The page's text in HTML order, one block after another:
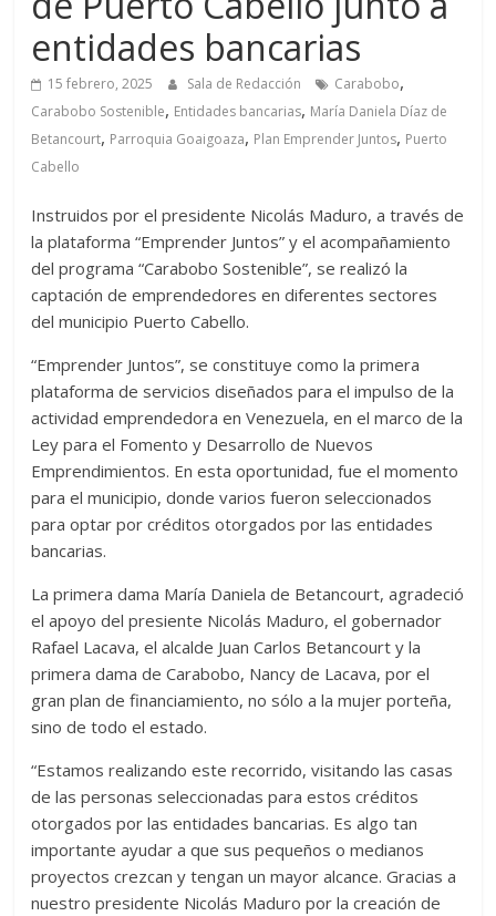
entidades bancarias
15 febrero, 2025 Sala de Redacción Carabobo,
Carabobo Sostenible, Entidades bancarias, María Daniela Díaz de
Betancourt, Parroquia Goaigoaza, Plan Emprender Juntos, Puerto
Cabello
Instruidos por el presidente Nicolás Maduro, a través de
la plataforma “Emprender Juntos” y el acompañamiento
del programa “Carabobo Sostenible”, se realizó la
captación de emprendedores en diferentes sectores
del municipio Puerto Cabello.
“Emprender Juntos”, se constituye como la primera
plataforma de servicios diseñados para el impulso de la
actividad emprendedora en Venezuela, en el marco de la
Ley para el Fomento y Desarrollo de Nuevos
Emprendimientos. En esta oportunidad, fue el momento
para el municipio, donde varios fueron seleccionados
para optar por créditos otorgados por las entidades
bancarias.
La primera dama María Daniela de Betancourt, agradeció
el apoyo del presiente Nicolás Maduro, el gobernador
Rafael Lacava, el alcalde Juan Carlos Betancourt y la
primera dama de Carabobo, Nancy de Lacava, por el
gran plan de financiamiento, no sólo a la mujer porteña,
sino de todo el estado.
“Estamos realizando este recorrido, visitando las casas
de las personas seleccionadas para estos créditos
otorgados por las entidades bancarias. Es algo tan
importante ayudar a que sus pequeños o medianos
proyectos crezcan y tengan un mayor alcance. Gracias a
nuestro presidente Nicolás Maduro por la creación de